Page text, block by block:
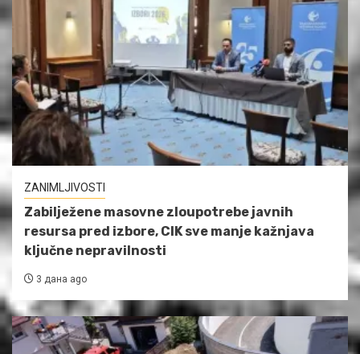
ZANIMLJIVOSTI
Zabilježene masovne zloupotrebe javnih
resursa pred izbore, CIK sve manje kažnjava
ključne nepravilnosti
3 дана ago